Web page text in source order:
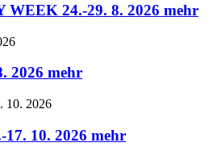
24.-29. 8. 2026 mehr
2026 mehr
17. 10. 2026 mehr